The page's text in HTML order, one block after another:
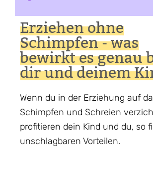
Erziehen ohne
Schimpfen - was
bewirkt es genau
dir und deinem
Wenn du in der Erziehung auf
Schimpfen und Schreien
profitieren dein Kind und du, so
unschlagbaren Vorteilen.